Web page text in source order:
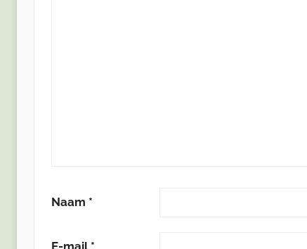
Naam *
E-mail *